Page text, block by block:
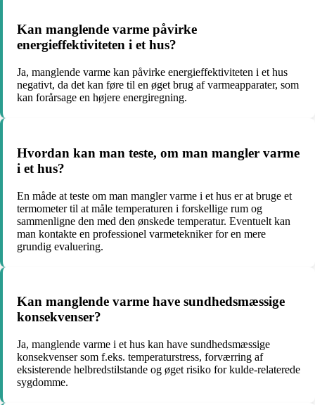
Kan manglende varme påvirke
energieffektiviteten i et hus?
Ja, manglende varme kan påvirke energieffektiviteten i et hus
negativt, da det kan føre til en øget brug af varmeapparater, som
kan forårsage en højere energiregning.
Hvordan kan man teste, om man mangler varme
i et hus?
En måde at teste om man mangler varme i et hus er at bruge et
termometer til at måle temperaturen i forskellige rum og
sammenligne den med den ønskede temperatur. Eventuelt kan
man kontakte en professionel varmetekniker for en mere
grundig evaluering.
Kan manglende varme have sundhedsmæssige
konsekvenser?
Ja, manglende varme i et hus kan have sundhedsmæssige
konsekvenser som f.eks. temperaturstress, forværring af
eksisterende helbredstilstande og øget risiko for kulde-relaterede
sygdomme.